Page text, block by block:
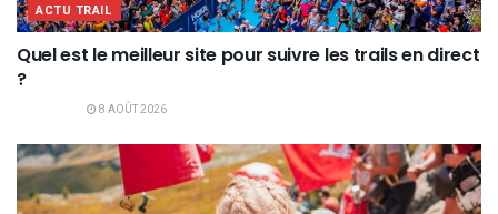
ACTU TRAIL
Quel est le meilleur site pour suivre les trails en direct
?
8 AOÛT 2026